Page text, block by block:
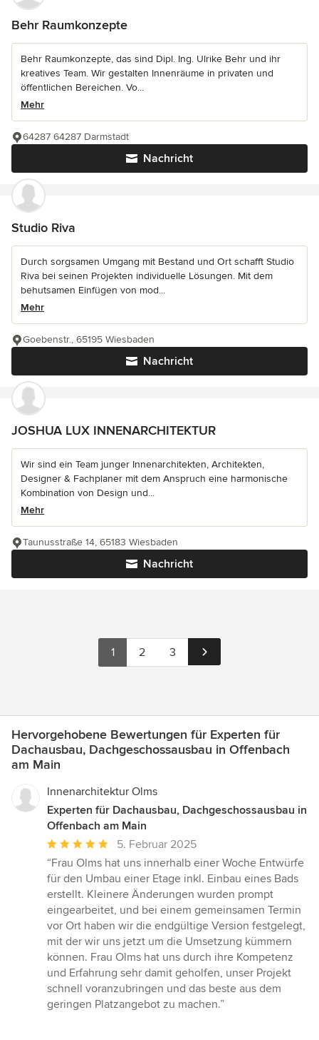
Behr Raumkonzepte
Behr Raumkonzepte, das sind Dipl. Ing. Ulrike Behr und ihr
kreatives Team. Wir gestalten Innenräume in privaten und
öffentlichen Bereichen. Vo...
Mehr
Nachricht
64287 64287 Darmstadt
Studio Riva
Durch sorgsamen Umgang mit Bestand und Ort schafft Studio
Riva bei seinen Projekten individuelle Lösungen. Mit dem
behutsamen Einfügen von mod...
Mehr
Nachricht
Goebenstr., 65195 Wiesbaden
JOSHUA LUX INNENARCHITEKTUR
Wir sind ein Team junger Innenarchitekten, Architekten,
Designer & Fachplaner mit dem Anspruch eine harmonische
Kombination von Design und...
Mehr
Nachricht
Taunusstraße 14, 65183 Wiesbaden
1 2 3
Hervorgehobene Bewertungen für Experten für
Dachausbau, Dachgeschossausbau in Offenbach
am Main
Innenarchitektur Olms
Experten für Dachausbau, Dachgeschossausbau in
Offenbach am Main
Durchschnittliche
Bewertung:
5
von
5
Sternen
5. Februar 2025
“Frau Olms hat uns innerhalb einer Woche Entwürfe
für den Umbau einer Etage inkl. Einbau eines Bads
erstellt. Kleinere Änderungen wurden prompt
eingearbeitet, und bei einem gemeinsamen Termin
vor Ort haben wir die endgültige Version festgelegt,
mit der wir uns jetzt um die Umsetzung kümmern
können. Frau Olms hat uns durch ihre Kompetenz
und Erfahrung sehr damit geholfen, unser Projekt
schnell voranzubringen und das beste aus dem
geringen Platzangebot zu machen.”